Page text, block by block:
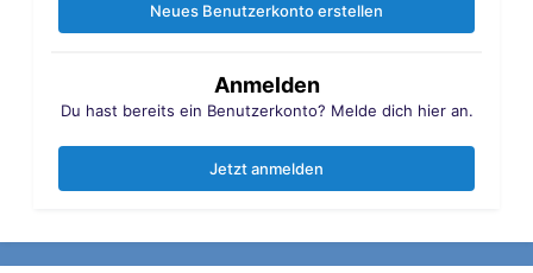
Neues Benutzerkonto erstellen
Anmelden
Du hast bereits ein Benutzerkonto? Melde dich hier an.
Jetzt anmelden